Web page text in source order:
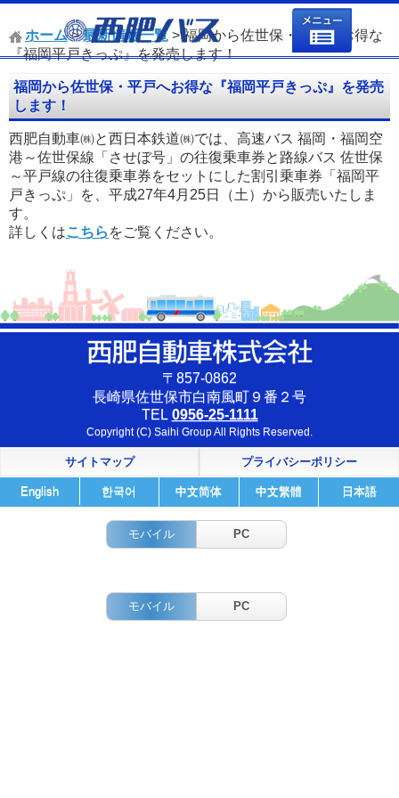
ホーム>最新情報一覧 > 福岡から佐世保・平戸へお得な
『福岡平戸きっぷ』を発売します！
福岡から佐世保・平戸へお得な『福岡平戸きっぷ』を発売
します！
西肥自動車㈱と西日本鉄道㈱では、高速バス 福岡・福岡空
港～佐世保線「させぼ号」の往復乗車券と路線バス 佐世保
～平戸線の往復乗車券をセットにした割引乗車券「福岡平
戸きっぷ」を、平成27年4月25日（土）から販売いたしま
す。
詳しくはこちら をご覧ください。
〒857-0862
長崎県佐世保市白南風町９番２号
TEL 0956-25-1111
Copyright (C) Saihi Group All Rights Reserved.
サイトマップ プライバシーポリシー
English 한국어 中文简体 中文繁體 日本語
モバイル PC
モバイル PC